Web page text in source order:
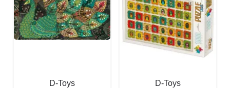
D-Toys
D-Toys